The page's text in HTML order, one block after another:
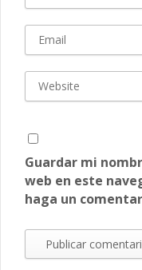
Guardar mi
web en este
haga un